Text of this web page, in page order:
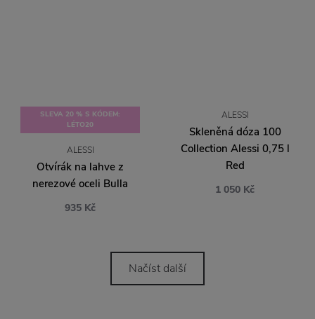
SLEVA 20 % S KÓDEM:
LÉTO20
ALESSI
Otvírák na lahve z
nerezové oceli Bulla
935 Kč
ALESSI
Skleněná dóza 100
Collection Alessi 0,75 l
Red
1 050 Kč
Načíst další